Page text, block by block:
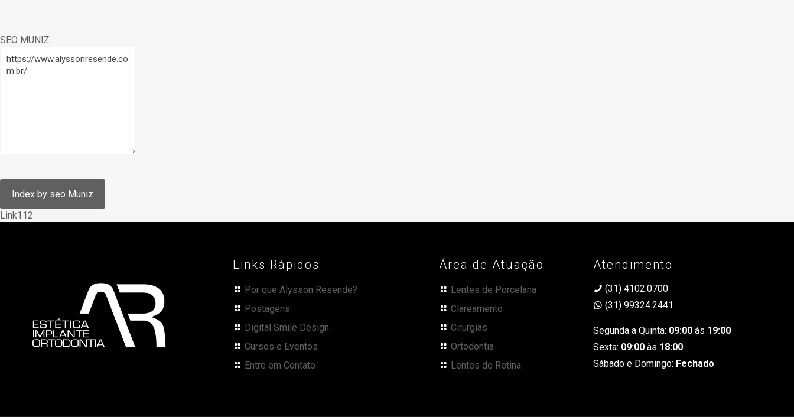
Links Rápidos
Por que Alysson Resende?
Postagens
Digital Smile Design
Cursos e Eventos
Entre em Contato
Área de Atuação
Lentes de Porcelana
Clareamento
Cirurgias
Ortodontia
Lentes de Retina
Atendimento
(31) 4102.0700
(31) 99324.2441
Segunda a Quinta: 09:00 às 19:00
Sexta: 09:00 às 18:00
Sábado e Domingo: Fechado
SEO MUNIZ
Link112